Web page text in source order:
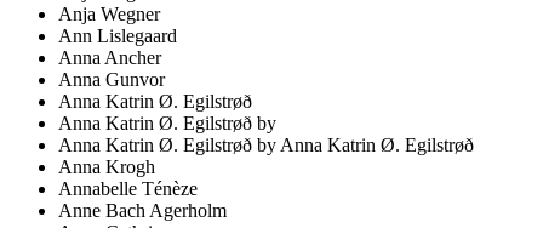
Anja Wegner
Ann Lislegaard
Anna Ancher
Anna Gunvor
Anna Katrin Ø. Egilstrøð
Anna Katrin Ø. Egilstrøð by
Anna Katrin Ø. Egilstrøð by Anna Katrin Ø. Egilstrøð
Anna Krogh
Annabelle Ténèze
Anne Bach Agerholm